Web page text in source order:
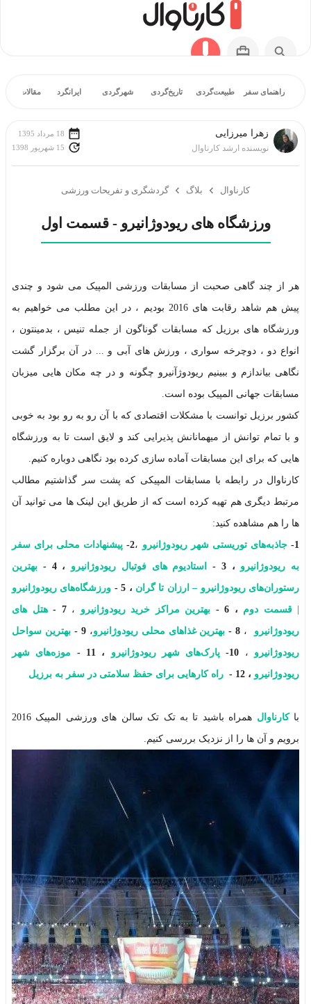
راهنمای سفر طبیعت‌گردی تاریخ‌گردی شهرگردی ایرانگرد مقالات
زهرا میرزایی
نویسنده ارشد کارناوال
18 مرداد 1395
15 شهریور 1398
کارناوال بلاگ گردشگری و تفریحات ورزشی
ورزشگاه های ریودوژانیرو - قسمت اول
هر از چند گاهی صحبت از مسابقات ورزشی المپیک می شود و چندی
پیش هم شاهد رقابت های 2016 بودیم ، در این مطلب می خواهیم به
ورزشگاه های برزیل که مسابقات گوناگون از جمله تنیس ، بدمینتون ،
انواع دو ، دوچرخه سواری ، ورزش های آبی و ... در آن برگزار گشت
نگاهی بیاندازم و ببینیم ریودوژآنیرو چگونه و در چه مکان هایی میزبان
مسابقات جهانی المپیک بوده است.
کشور برزیل توانست با مشکلات اقتصادی که با آن رو به رو بود به خوبی
و با تمام توانش از میهمانانش پذیرایی کند و لایق است تا به ورزشگاه
هایی که برای این مسابقات آماده سازی کرده بود نگاهی دوباره کنیم.
کارناوال در رابطه با مسابقات المپیکی که پشت سر گذاشتیم مطالب
مرتبط دیگری هم تهیه کرده است که از طریق این لینک ها می توانید آن
ها را هم مشاهده کنید:
1- جاذبه‌های توریستی شهر ریودوژانیرو ،2- پیشنهادات محلی برای سفر
به ریودوژانیرو ،3 - استادیوم های فوتبال ریودوژانیرو ، 4 - بهترین
رستوران‌های ریودوژانیرو – ارزان تا گران ، 5 - ورزشگاه‌های ریودوژانیرو
| قسمت دوم ، 6 - بهترین مراکز خرید ریودوژانیرو ،7 - هتل‌ های
ریودوژانیرو ، بهترین غذاهای محلی ریودوژانیرو، 9
-بهترین سواحل
ریودوژانیرو ، 10- پارک‌های شهر ریودوژانیرو ،11 - موزه‌های شهر
ریودوژانیرو ، 12 - راه کارهایی برای حفظ سلامتی در سفر به برزیل
باکارناوال همراه باشید تا به تک تک سالن های ورزشی المپیک 2016
برویم و آن ها را از نزدیک بررسی کنیم.